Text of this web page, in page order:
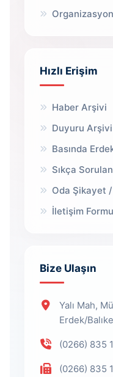
Hızlı Erişim
Haber Arşivi
Duyuru Arşivi
Basında
Sıkça
Oda Şikayet
İletişim Formu
Bize Ulaşın
Yalı Mah,
Erdek/
(0266) 835
(0266) 835